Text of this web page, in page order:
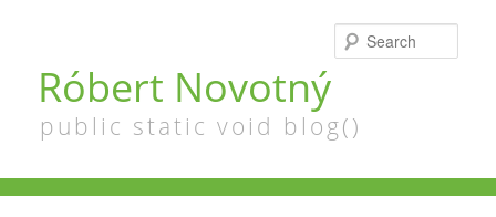
Róbert Novotný
public static void blog()